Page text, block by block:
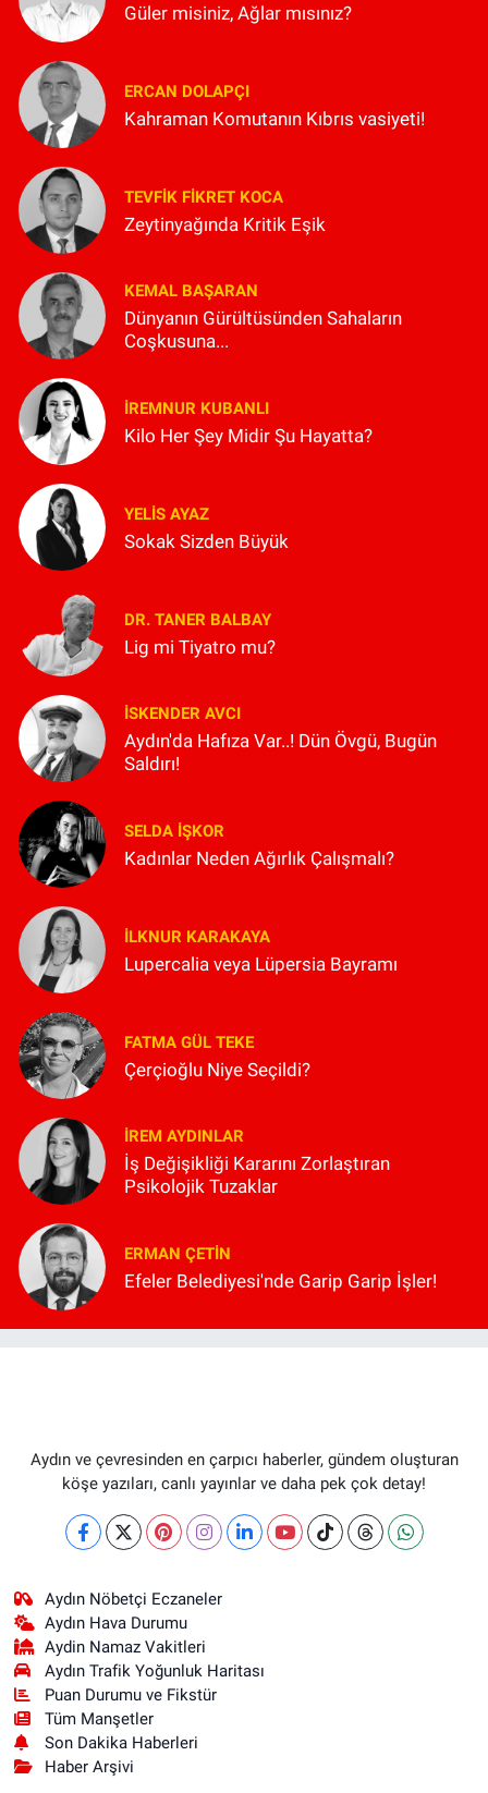
Güler misiniz, Ağlar mısınız?
ERCAN DOLAPÇI
Kahraman Komutanın Kıbrıs vasiyeti!
TEVFIK FIKRET KOCA
Zeytinyağında Kritik Eşik
KEMAL BAŞARAN
Dünyanın Gürültüsünden Sahaların
Coşkusuna...
İREMNUR KUBANLI
Kilo Her Şey Midir Şu Hayatta?
YELIS AYAZ
Sokak Sizden Büyük
DR. TANER BALBAY
Lig mi Tiyatro mu?
İSKENDER AVCI
Aydın'da Hafıza Var..! Dün Övgü, Bugün
Saldırı!
SELDA İŞKOR
Kadınlar Neden Ağırlık Çalışmalı?
İLKNUR KARAKAYA
Lupercalia veya Lüpersia Bayramı
FATMA GÜL TEKE
Çerçioğlu Niye Seçildi?
İREM AYDINLAR
İş Değişikliği Kararını Zorlaştıran
Psikolojik Tuzaklar
ERMAN ÇETIN
Efeler Belediyesi'nde Garip Garip İşler!
Aydın ve çevresinden en çarpıcı haberler, gündem oluşturan
köşe yazıları, canlı yayınlar ve daha pek çok detay!
Aydın Nöbetçi Eczaneler
Aydın Hava Durumu
Aydin Namaz Vakitleri
Aydın Trafik Yoğunluk Haritası
Puan Durumu ve Fikstür
Tüm Manşetler
Son Dakika Haberleri
Haber Arşivi